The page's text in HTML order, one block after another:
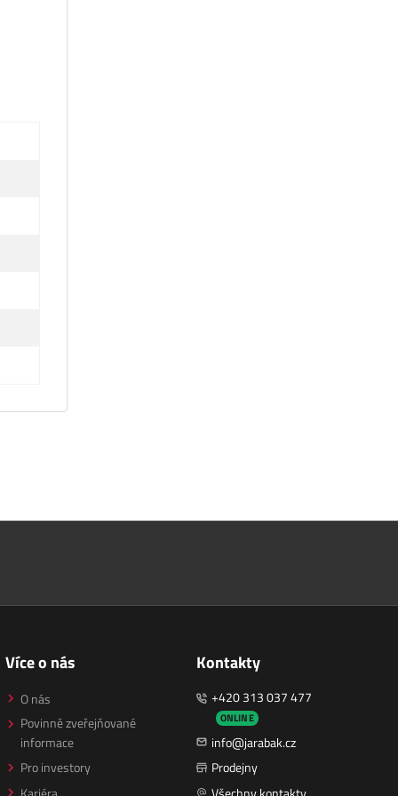
Více o nás
O nás
Povinně zveřejňované
informace
Pro investory
Kontakty
+420 313 037 477
ONLINE
info@jarabak.cz
Prodejny